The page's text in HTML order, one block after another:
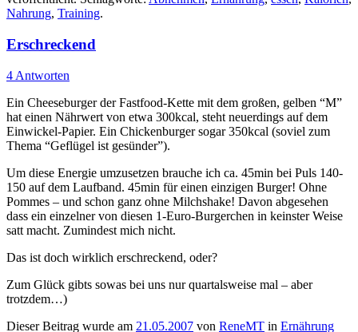
Nahrung, Training.
Erschreckend
4 Antworten
Ein Cheeseburger der Fastfood-Kette mit dem großen, gelben “M”
hat einen Nährwert von etwa 300kcal, steht neuerdings auf dem
Einwickel-Papier. Ein Chickenburger sogar 350kcal (soviel zum
Thema “Geflügel ist gesünder”).
Um diese Energie umzusetzen brauche ich ca. 45min bei Puls 140-
150 auf dem Laufband. 45min für einen einzigen Burger! Ohne
Pommes – und schon ganz ohne Milchshake! Davon abgesehen
dass ein einzelner von diesen 1-Euro-Burgerchen in keinster Weise
satt macht. Zumindest mich nicht.
Das ist doch wirklich erschreckend, oder?
Zum Glück gibts sowas bei uns nur quartalsweise mal – aber
trotzdem…)
Dieser Beitrag wurde am 21.05.2007 von ReneMT in Ernährung